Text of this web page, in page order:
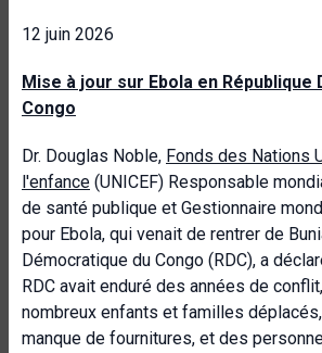
12 juin 2026
Mise à jour sur Ebola en République
Congo
Dr. Douglas Noble, Fonds des Nations
l'enfance (UNICEF) Responsable
de santé publique et Gestionnaire
pour Ebola, qui venait de rentrer de
Démocratique du Congo (RDC), a
RDC avait enduré des années de
nombreux enfants et familles
manque de fournitures, et des